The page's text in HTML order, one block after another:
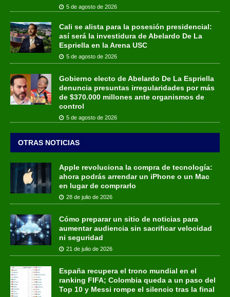
5 de agosto de 2026
Cali se alista para la posesión presidencial:
así será la investidura de Abelardo De La
Espriella en la Arena USC
5 de agosto de 2026
Gobierno electo de Abelardo De La Espriella
denuncia presuntas irregularidades por más
de $370.000 millones ante organismos de
control
5 de agosto de 2026
OTRAS NOTICIAS
Apple revoluciona la compra de tecnología:
ahora podrás arrendar un iPhone o un Mac
en lugar de comprarlo
28 de julio de 2026
Cómo preparar un sitio de noticias para
aumentar audiencia sin sacrificar velocidad
ni seguridad
21 de julio de 2026
España recupera el trono mundial en el
ranking FIFA; Colombia queda a un paso del
Top 10 y Messi rompe el silencio tras la final